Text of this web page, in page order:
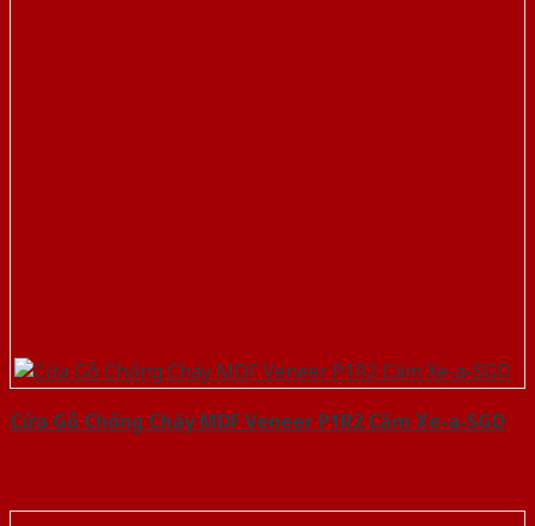
Cửa Gỗ Chống Cháy MDF Veneer P1R2 Căm Xe-a-SGD